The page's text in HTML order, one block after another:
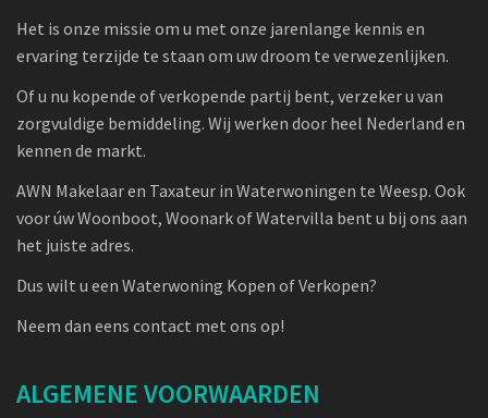
Het is onze missie om u met onze jarenlange kennis en
ervaring terzijde te staan om uw droom te verwezenlijken.
Of u nu kopende of verkopende partij bent, verzeker u van
zorgvuldige bemiddeling. Wij werken door heel Nederland en
kennen de markt.
AWN Makelaar en Taxateur in Waterwoningen te Weesp. Ook
voor úw Woonboot, Woonark of Watervilla bent u bij ons aan
het juiste adres.
Dus wilt u een Waterwoning Kopen of Verkopen?
Neem dan eens contact met ons op!
ALGEMENE VOORWAARDEN